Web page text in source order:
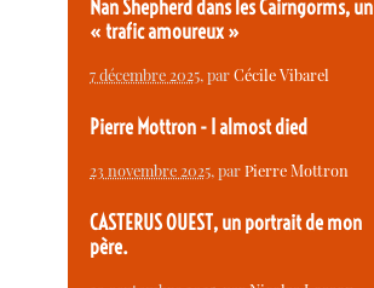
Nan Shepherd dans les Cairngorms, un
« trafic amoureux »
7 décembre 2025, parCécile Vibarel
Pierre Mottron - I almost died
23 novembre 2025, parPierre Mottron
CASTERUS OUEST, un portrait de mon
père.